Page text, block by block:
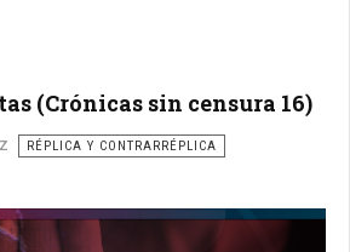
(Crónicas sin censura 16)
RÉPLICA Y CONTRARRÉPLICA